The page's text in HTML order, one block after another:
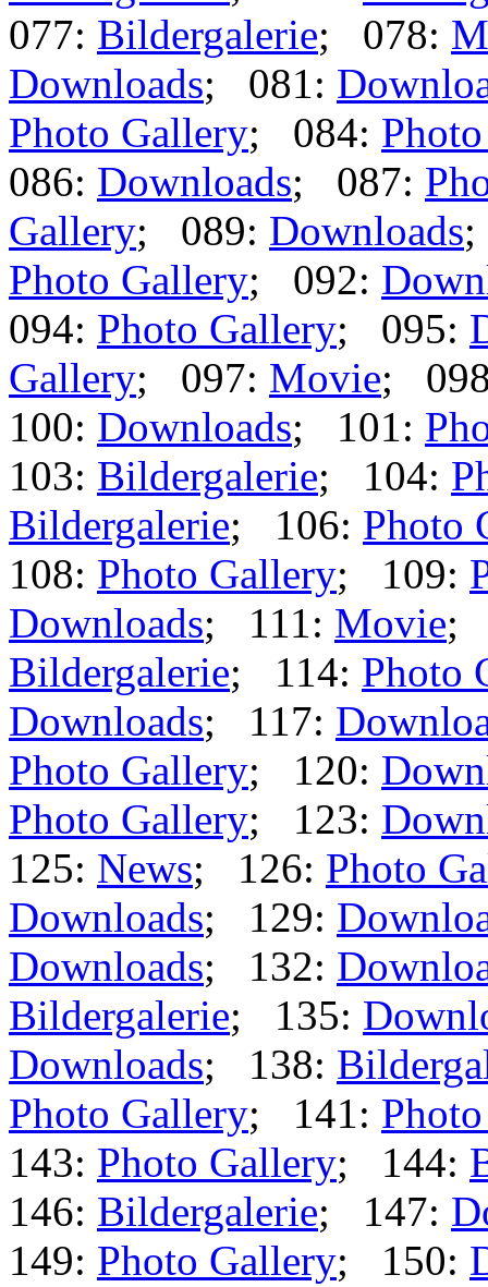
077: Bildergalerie; 078:
Downloads; 081:
Photo Gallery; 084:
086: Downloads; 087:
Gallery; 089: Downloads
Photo Gallery; 092:
094: Photo Gallery; 095:
Gallery; 097: Movie;
100: Downloads; 101:
103: Bildergalerie; 104:
Bildergalerie; 106: Photo
108: Photo Gallery; 109:
Downloads; 111: Movie;
Bildergalerie; 114: Photo
Downloads; 117:
Photo Gallery; 120:
Photo Gallery; 123:
125: News; 126: Photo
Downloads; 129:
Downloads; 132:
Bildergalerie; 135:
Downloads; 138:
Photo Gallery; 141:
143: Photo Gallery; 144:
146: Bildergalerie; 147:
149: Photo Gallery; 150: